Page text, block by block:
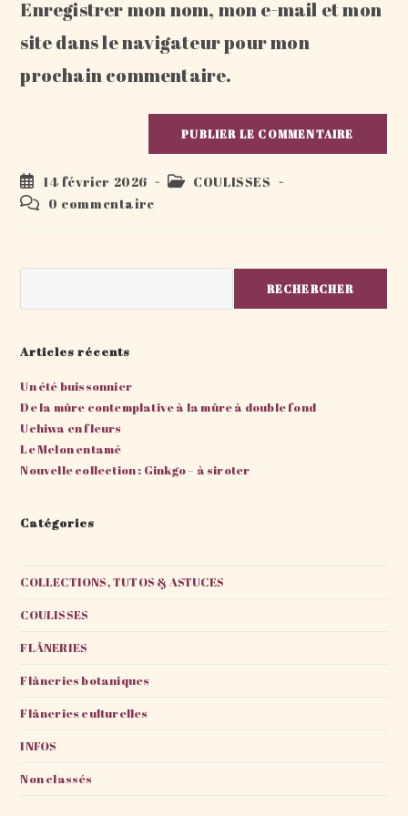
site
Enregistrer mon nom, mon e-mail et mon
site dans le navigateur pour mon
prochain commentaire.
Publication
publiée :
14 février 2026
PostCOULISSES
Commentaires
0 commentaire
RECHERCHER
Articles récents
Un été buissonnier
De la mûre contemplative à la mûre à double fond
Uchiwa en fleurs
Le Melon entamé
Nouvelle collection : Ginkgo – à siroter
Catégories
COLLECTIONS, TUTOS & ASTUCES
COULISSES
FLÂNERIES
Flâneries botaniques
Flâneries culturelles
INFOS
Non classés